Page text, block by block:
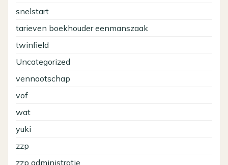
snelstart
tarieven boekhouder eenmanszaak
twinfield
Uncategorized
vennootschap
vof
wat
yuki
zzp
zzp administratie